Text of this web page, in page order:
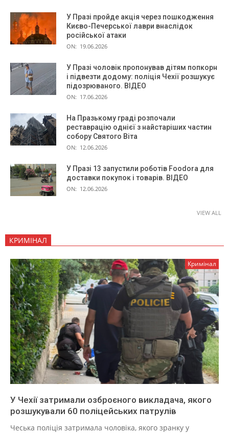
У Празі пройде акція через пошкодження
Києво-Печерської лаври внаслідок
російської атаки
ON: 19.06.2026
У Празі чоловік пропонував дітям попкорн
і підвезти додому: поліція Чехії розшукує
підозрюваного. ВІДЕО
ON: 17.06.2026
На Празькому граді розпочали
реставрацію однієї з найстаріших частин
собору Святого Віта
ON: 12.06.2026
У Празі 13 запустили роботів Foodora для
доставки покупок і товарів. ВІДЕО
ON: 12.06.2026
VIEW ALL
КРИМІНАЛ
Кримінал
У Чехії затримали озброєного викладача, якого
розшукували 60 поліцейських патрулів
Чеська поліція затримала чоловіка, якого зранку у